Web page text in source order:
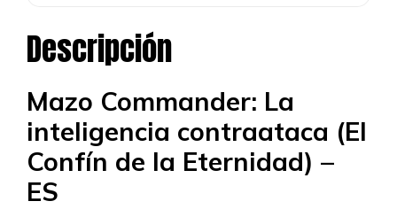
Descripción
Mazo Commander: La
inteligencia contraataca (El
Confín de la Eternidad) –
ES